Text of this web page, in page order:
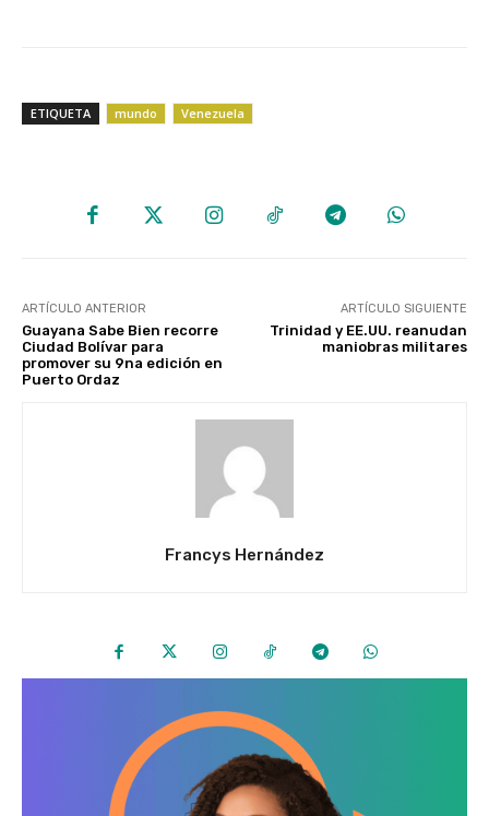
ETIQUETA mundo Venezuela
ARTÍCULO ANTERIOR
Guayana Sabe Bien recorre
Ciudad Bolívar para
promover su 9na edición en
Puerto Ordaz
ARTÍCULO SIGUIENTE
Trinidad y EE.UU. reanudan
maniobras militares
Francys Hernández